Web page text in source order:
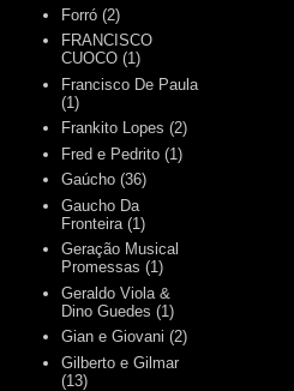
Forró (2)
FRANCISCO
CUOCO (1)
Francisco De Paula
(1)
Frankito Lopes (2)
Fred e Pedrito (1)
Gaúcho (36)
Gaucho Da
Fronteira (1)
Geração Musical
Promessas (1)
Geraldo Viola &
Dino Guedes (1)
Gian e Giovani (2)
Gilberto e Gilmar
(13)